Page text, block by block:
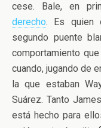
cese. Bale, en
derecho. Es quien
segundo puente
comportamiento
cuando, jugando de
la que estaban
Suárez. Tanto
está hecho para